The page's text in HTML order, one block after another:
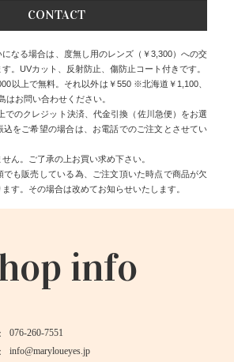
CONTACT
なる場合は、度無し用のレンズ（￥3,300）への交
。UVカット、反射防止、傷防止コート付きです。
以上で無料。それ以外は￥550 ※北海道￥1,100、
はお問い合わせください。
でのクレジット決済、代金引換（佐川急便）をお選
込をご希望の場合は、お電話でのご注文とさせてい
ん。ご了承の上お買い求め下さい。
でも販売している為、ご注文頂いた時点で商品が欠
す。その場合は改めてお知らせいたします。
info
076-260-7551
info@maryloueyes.jp